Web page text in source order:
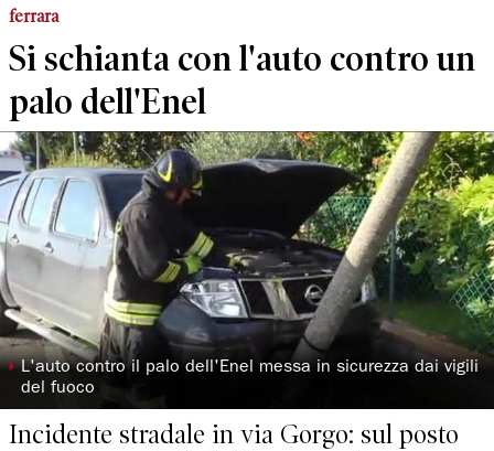
ferrara
Si schianta con l'auto contro un
palo dell'Enel
◗L'auto contro il palo dell'Enel messa in sicurezza dai vigili
del fuoco
Incidente stradale in via Gorgo: sul posto